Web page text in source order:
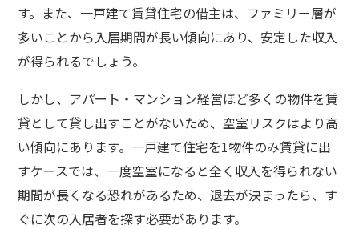
す。また、一戸建て賃貸住宅の借主は、ファミリー層が
多いことから入居期間が長い傾向にあり、安定した収入
が得られるでしょう。
しかし、アパート・マンション経営ほど多くの物件を賃
貸として貸し出すことがないため、空室リスクはより高
い傾向にあります。一戸建て住宅を1物件のみ賃貸に出
すケースでは、一度空室になると全く収入を得られない
期間が長くなる恐れがあるため、退去が決まったら、す
ぐに次の入居者を探す必要があります。